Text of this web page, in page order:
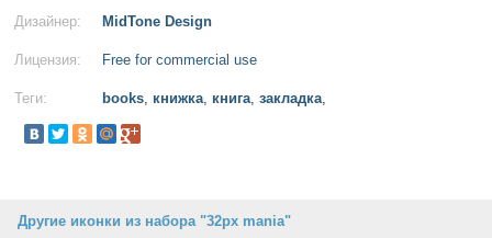
Дизайнер: MidTone Design
Лицензия: Free for commercial use
Теги: books, книжка, книга, закладка,
Другие иконки из набора "32px mania"